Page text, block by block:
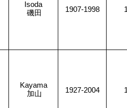
Isoda
磯田
1907-1998
Kayama
加山
1927-2004